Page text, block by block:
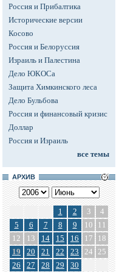
Россия и Прибалтика
Исторические версии
Косово
Россия и Белоруссия
Израиль и Палестина
Дело ЮКОСа
Защита Химкинского леса
Дело Бульбова
Россия и финансовый кризис
Доллар
Россия и Израиль
все темы
АРХИВ
1 2 3
4
5
6 7 8 9 10
11
12
13 14 15 16 17
18
19
20 21 22 23 24 25
26
27 28 29 30